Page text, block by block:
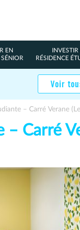
EN
SÉNIOR
INVESTIR
RÉSIDENCE
Voir
– Carré
– Carré Verane